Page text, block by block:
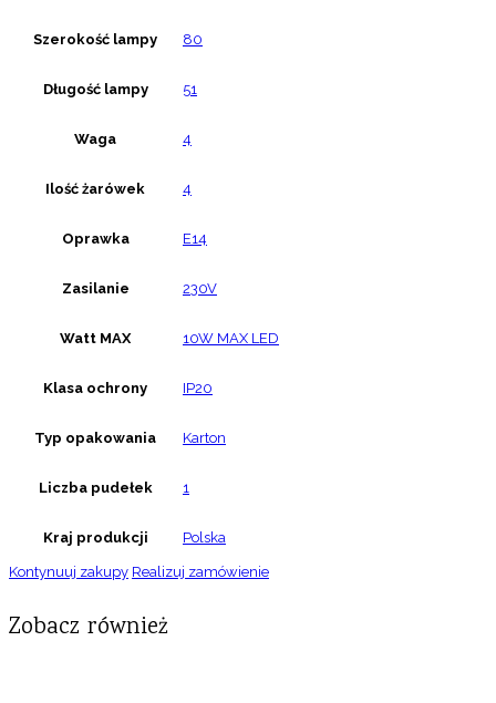
Szerokość lampy 80
Długość lampy 51
Waga 4
Ilość żarówek 4
Oprawka E14
Zasilanie 230V
Watt MAX 10W MAX LED
Klasa ochrony IP20
Typ opakowania Karton
Liczba pudełek 1
Kraj produkcji Polska
Kontynuuj zakupy Realizuj zamówienie
Zobacz również